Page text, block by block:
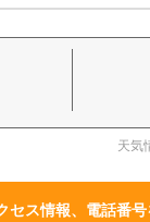
天気
セス情報、電話番